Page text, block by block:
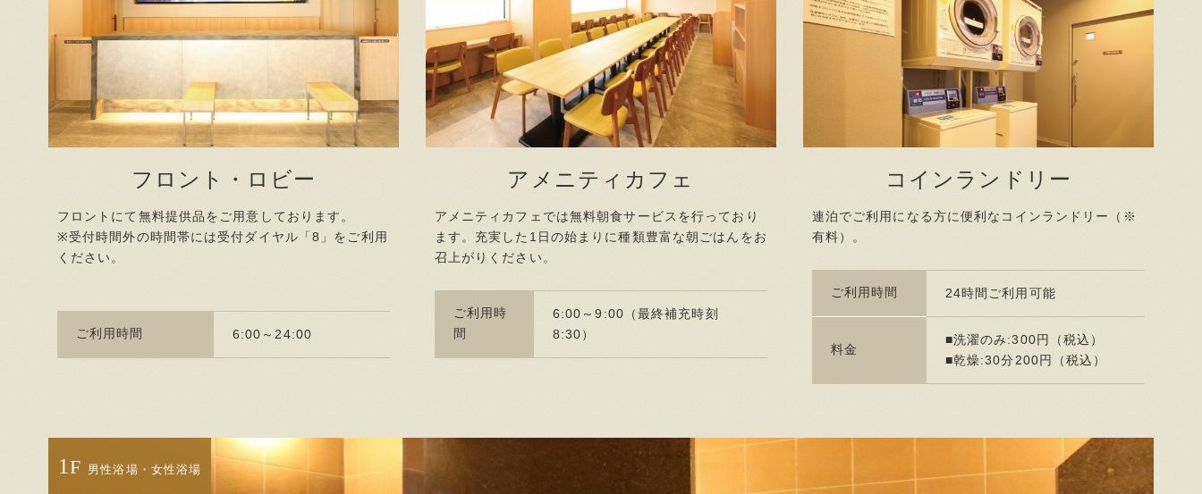
フロント・ロビー
フロントにて無料提供品をご用意しております。
※受付時間外の時間帯には受付ダイヤル「8」をご利用
ください。
ご利用時間 6:00～24:00
アメニティカフェ
アメニティカフェでは無料朝食サービスを行っており
ます。充実した1日の始まりに種類豊富な朝ごはんをお
召上がりください。
ご利用時
間
6:00～9:00（最終補充時刻
8:30）
コインランドリー
連泊でご利用になる方に便利なコインランドリー（※
有料）。
ご利用時間 24時間ご利用可能
料金
■洗濯のみ:300円（税込）
■乾燥:30分200円（税込）
1 F 男性浴場・女性浴場